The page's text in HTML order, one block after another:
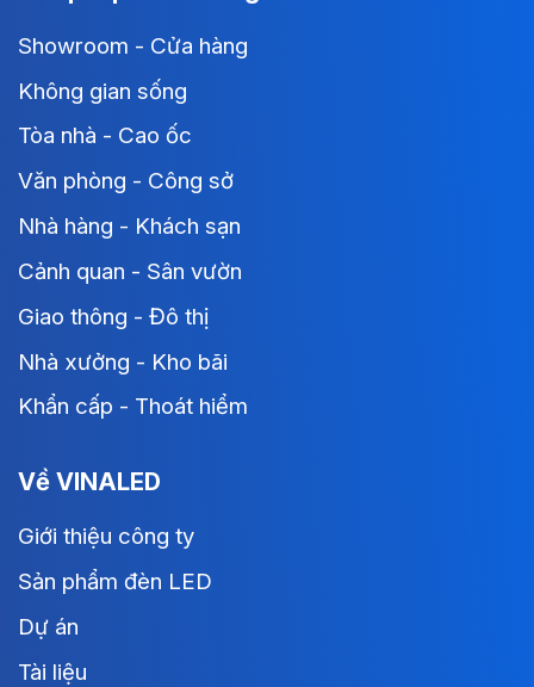
Showroom - Cửa hàng
Không gian sống
Tòa nhà - Cao ốc
Văn phòng - Công sở
Nhà hàng - Khách sạn
Cảnh quan - Sân vườn
Giao thông - Đô thị
Nhà xưởng - Kho bãi
Khẩn cấp - Thoát hiểm
Về VINALED
Giới thiệu công ty
Sản phẩm đèn LED
Dự án
Tài liệu